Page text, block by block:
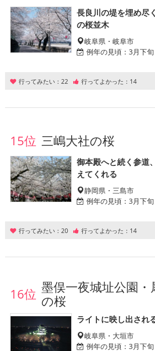
長良川の堤を埋め尽
の桜並木
岐阜県・岐阜市
例年の見頃： 3月下
行ってみたい： 22 行ってよかった： 14
15位 三嶋大社の桜
御本殿へと続く参道
えてくれる
静岡県・三島市
例年の見頃： 3月下
行ってみたい： 20 行ってよかった： 14
16位 墨俣一夜城址公園・
の桜
ライトに映し出され
岐阜県・大垣市
例年の見頃： 3月下